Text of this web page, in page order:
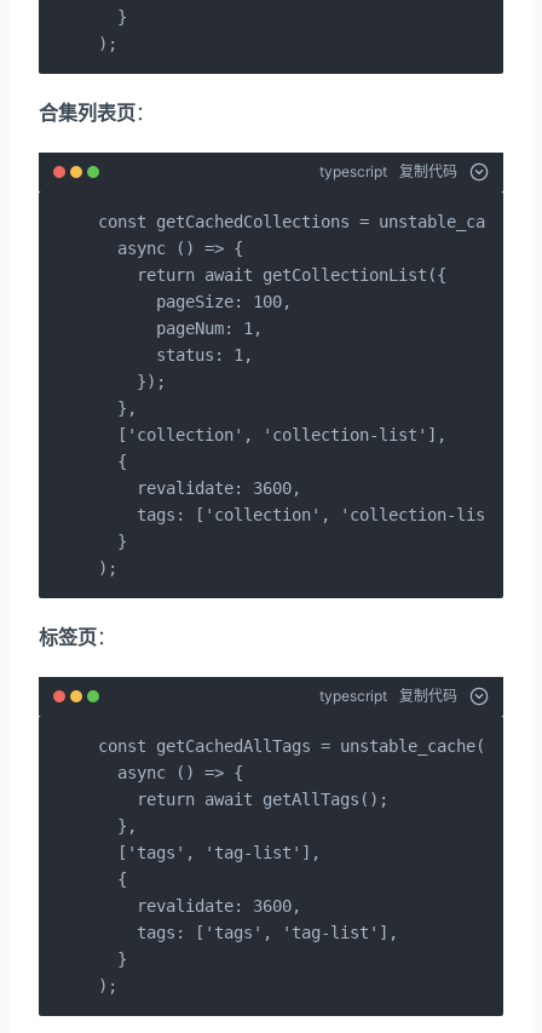
  }
);
合集列表页：
typescript 复制代码
const getCachedCollections = unstable_cache(
  async () => {
    return await getCollectionList({
      pageSize: 100,
      pageNum: 1,
      status: 1,
    });
  },
  ['collection', 'collection-list'],
  {
    revalidate: 3600,
    tags: ['collection', 'collection-list'],
  }
);
标签页：
typescript 复制代码
const getCachedAllTags = unstable_cache(
  async () => {
    return await getAllTags();
  },
  ['tags', 'tag-list'],
  {
    revalidate: 3600,
    tags: ['tags', 'tag-list'],
  }
);